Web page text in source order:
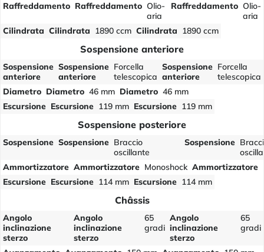
Raffreddamento Raffreddamento Olio-
aria
Raffreddamento Olio-
aria
Cilindrata Cilindrata 1890 ccm Cilindrata 1890 ccm
Sospensione anteriore
Sospensione
anteriore
Sospensione
anteriore
Forcella
telescopica
Sospensione
anteriore
Forcella
telescopica
Diametro Diametro 46 mm Diametro 46 mm
Escursione Escursione 119 mm Escursione 119 mm
Sospensione posteriore
Sospensione Sospensione Braccio
oscillante
Sospensione
Ammortizzatore Ammortizzatore Monoshock Ammortizzatore
Escursione Escursione 114 mm Escursione 114 mm
Châssis
Angolo
inclinazione
sterzo
Angolo
inclinazione
sterzo
65
gradi
Angolo
inclinazione
sterzo
65
gradi